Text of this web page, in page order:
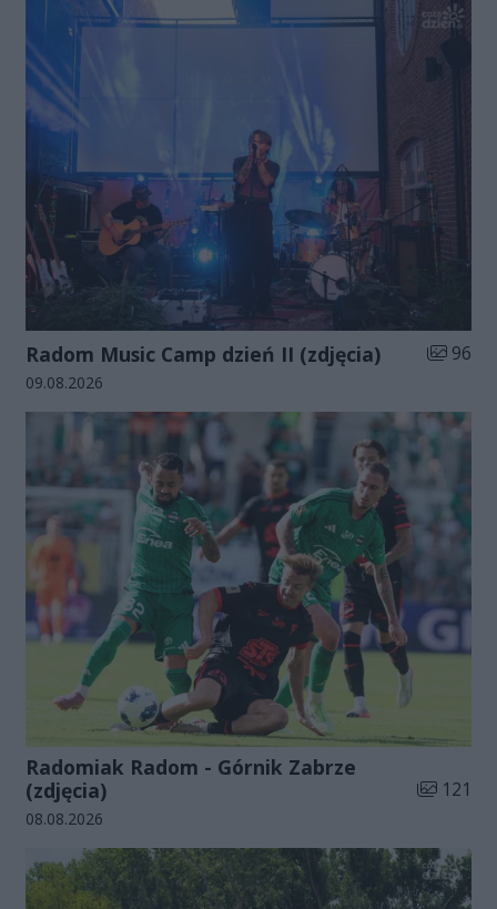
Radom Music Camp dzień II (zdjęcia) Liczba
96
Data dodania galerii:
09.08.2026
Radomiak Radom - Górnik Zabrze
(zdjęcia)
Liczba
121
Data dodania galerii:
08.08.2026